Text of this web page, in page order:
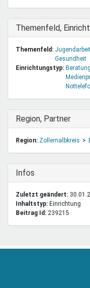
Ausblenden
Themenfeld,
Themenfeld:
Gesundheit
Einrichtungstyp:
Ausblenden
Region, Partner
Region: Zollernalbkreis
Ausblenden
Infos
Zuletzt geändert:
Inhaltstyp:
einrichtung
Beitrag Id: 239215